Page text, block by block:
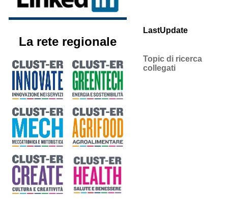
La rete regionale
LastUpdate
Topic di ricerca
collegati